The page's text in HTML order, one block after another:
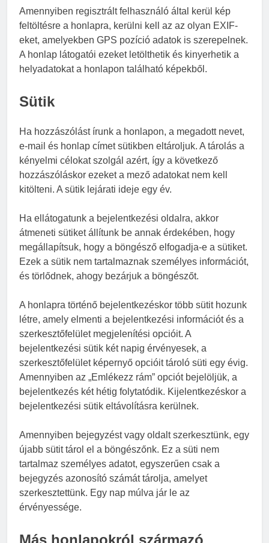
Amennyiben regisztrált felhasználó által kerül kép
feltöltésre a honlapra, kerülni kell az az olyan EXIF-
eket, amelyekben GPS pozíció adatok is szerepelnek.
A honlap látogatói ezeket letölthetik és kinyerhetik a
helyadatokat a honlapon található képekből.
Sütik
Ha hozzászólást írunk a honlapon, a megadott nevet,
e-mail és honlap címet sütikben eltároljuk. A tárolás a
kényelmi célokat szolgál azért, így a következő
hozzászóláskor ezeket a mező adatokat nem kell
kitölteni. A sütik lejárati ideje egy év.
Ha ellátogatunk a bejelentkezési oldalra, akkor
átmeneti sütiket állítunk be annak érdekében, hogy
megállapítsuk, hogy a böngésző elfogadja-e a sütiket.
Ezek a sütik nem tartalmaznak személyes információt,
és törlődnek, ahogy bezárjuk a böngészőt.
A honlapra történő bejelentkezéskor több sütit hozunk
létre, amely elmenti a bejelentkezési információt és a
szerkesztőfelület megjelenítési opcióit. A
bejelentkezési sütik két napig érvényesek, a
szerkesztőfelület képernyő opcióit tároló süti egy évig.
Amennyiben az „Emlékezz rám” opciót bejelöljük, a
bejelentkezés két hétig folytatódik. Kijelentkezéskor a
bejelentkezési sütik eltávolításra kerülnek.
Amennyiben bejegyzést vagy oldalt szerkesztünk, egy
újabb sütit tárol el a böngészőnk. Ez a süti nem
tartalmaz személyes adatot, egyszerűen csak a
bejegyzés azonosító számát tárolja, amelyet
szerkesztettünk. Egy nap múlva jár le az
érvényessége.
Más honlapokról származó